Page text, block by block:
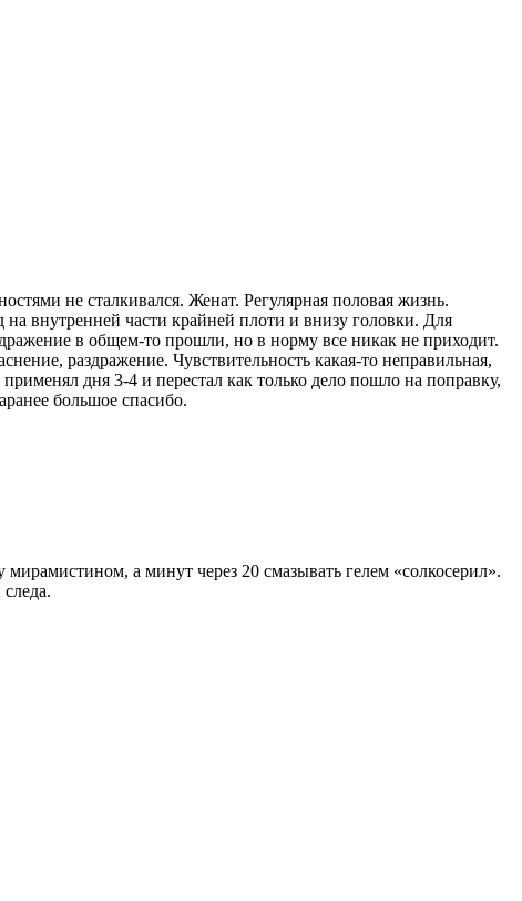
не сталкивался. Женат. Регулярная половая жизнь.
внутренней части крайней плоти и внизу головки. Для
в общем-то прошли, но в норму все никак не приходит.
раздражение. Чувствительность какая-то неправильная,
дня 3-4 и перестал как только дело пошло на поправку,
большое спасибо.
а минут через 20 смазывать гелем «солкосерил».